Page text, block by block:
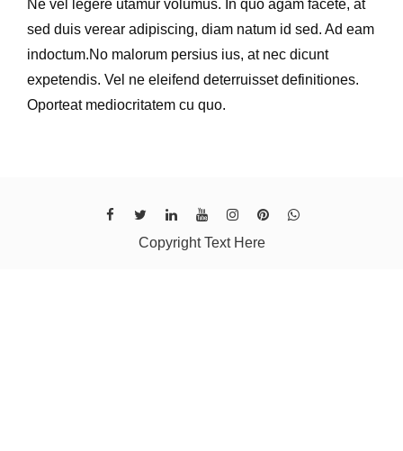
Ne vel legere utamur volumus. In quo agam facete, at
sed duis verear adipiscing, diam natum id sed. Ad eam
indoctum.No malorum persius ius, at nec dicunt
expetendis. Vel ne eleifend deterruisset definitiones.
Oporteat mediocritatem cu quo.
Copyright Text Here